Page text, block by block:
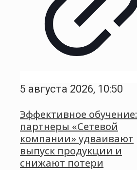
5 августа 2026, 10:50
Эффективное обучение:
партнеры «Сетевой
компании» удваивают
выпуск продукции и
снижают потери